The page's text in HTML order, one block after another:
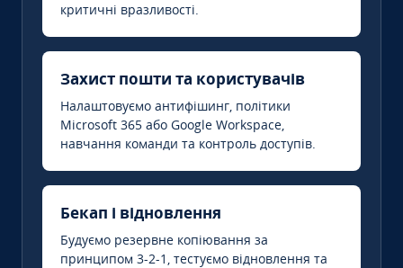
критичні вразливості.
Захист пошти та користувачів
Налаштовуємо антифішинг, політики
Microsoft 365 або Google Workspace,
навчання команди та контроль доступів.
Бекап і відновлення
Будуємо резервне копіювання за
принципом 3-2-1, тестуємо відновлення та